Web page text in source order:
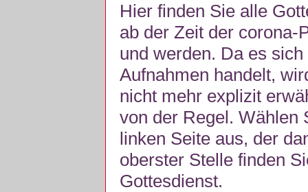
Hier finden Sie alle
ab der Zeit der corona-
und werden. Da es
Aufnahmen handelt,
nicht mehr explizit
von der Regel. Wählen
linken Seite aus, der
oberster Stelle finden
Gottesdienst.